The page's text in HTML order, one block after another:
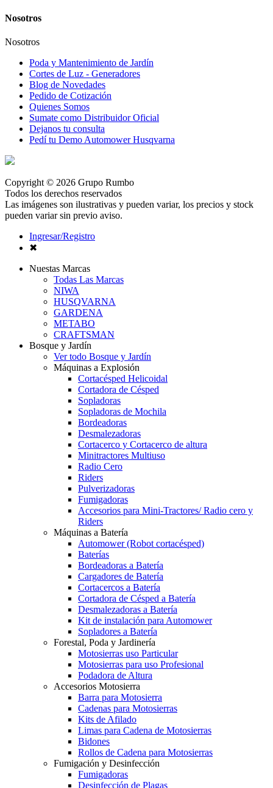
Nosotros
Nosotros
Poda y Mantenimiento de Jardín
Cortes de Luz - Generadores
Blog de Novedades
Pedido de Cotización
Quienes Somos
Sumate como Distribuidor Oficial
Dejanos tu consulta
Pedí tu Demo Automower Husqvarna
Copyright © 2026 Grupo Rumbo
Todos los derechos reservados
Las imágenes son ilustrativas y pueden variar, los precios y stock
pueden variar sin previo aviso.
Ingresar/Registro
✖
Nuestas Marcas
Todas Las Marcas
NIWA
HUSQVARNA
GARDENA
METABO
CRAFTSMAN
Bosque y Jardín
Ver todo Bosque y Jardín
Máquinas a Explosión
Cortacésped Helicoidal
Cortadora de Césped
Sopladoras
Sopladoras de Mochila
Bordeadoras
Desmalezadoras
Cortacerco y Cortacerco de altura
Minitractores Multiuso
Radio Cero
Riders
Pulverizadoras
Fumigadoras
Accesorios para Mini-Tractores/ Radio cero y
Riders
Máquinas a Batería
Automower (Robot cortacésped)
Baterías
Bordeadoras a Batería
Cargadores de Batería
Cortacercos a Batería
Cortadora de Césped a Batería
Desmalezadoras a Batería
Kit de instalación para Automower
Sopladores a Batería
Forestal, Poda y Jardinería
Motosierras uso Particular
Motosierras para uso Profesional
Podadora de Altura
Accesorios Motosierra
Barra para Motosierra
Cadenas para Motosierras
Kits de Afilado
Limas para Cadena de Motosierras
Bidones
Rollos de Cadena para Motosierras
Fumigación y Desinfección
Fumigadoras
Desinfección de Plagas